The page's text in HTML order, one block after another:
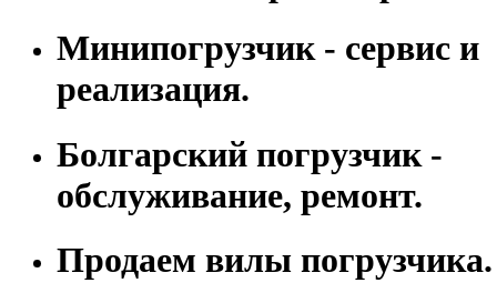
Минипогрузчик - сервис и
реализация.
Болгарский погрузчик -
обслуживание, ремонт.
Продаем вилы погрузчика.